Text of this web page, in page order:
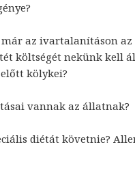
már az ivartalanításon az
költségét nekünk kell
kölykei?
vannak az állatnak?
diétát követnie?